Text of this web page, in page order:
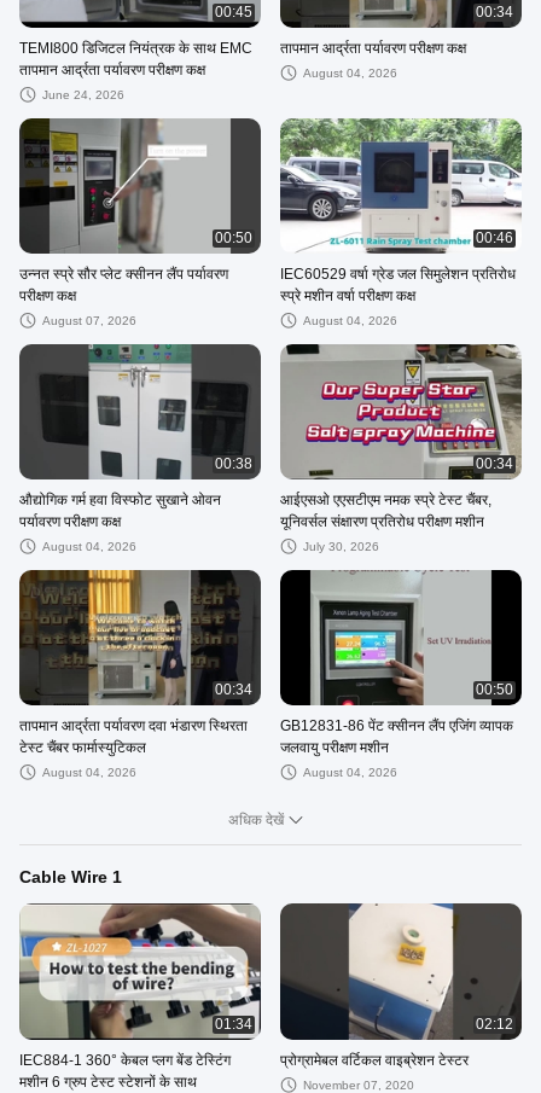
00:45
TEMI800 डिजिटल नियंत्रक के साथ EMC
तापमान आर्द्रता पर्यावरण परीक्षण कक्ष
June 24, 2026
00:34
तापमान आर्द्रता पर्यावरण परीक्षण कक्ष
August 04, 2026
00:50
उन्नत स्प्रे सौर प्लेट क्सीनन लैंप पर्यावरण
परीक्षण कक्ष
August 07, 2026
00:46
IEC60529 वर्षा ग्रेड जल ​​सिमुलेशन प्रतिरोध
स्प्रे मशीन वर्षा परीक्षण कक्ष
August 04, 2026
00:38
औद्योगिक गर्म हवा विस्फोट सुखाने ओवन
पर्यावरण परीक्षण कक्ष
August 04, 2026
00:34
आईएसओ एएसटीएम नमक स्प्रे टेस्ट चैंबर,
यूनिवर्सल संक्षारण प्रतिरोध परीक्षण मशीन
July 30, 2026
00:34
तापमान आर्द्रता पर्यावरण दवा भंडारण स्थिरता
टेस्ट चैंबर फार्मास्युटिकल
August 04, 2026
00:50
GB12831-86 पेंट क्सीनन लैंप एजिंग व्यापक
जलवायु परीक्षण मशीन
August 04, 2026
अधिक देखें
Cable Wire 1
01:34
IEC884-1 360° केबल प्लग बेंड टेस्टिंग
मशीन 6 ग्रुप टेस्ट स्टेशनों के साथ
02:12
प्रोग्रामेबल वर्टिकल वाइब्रेशन टेस्टर
November 07, 2020